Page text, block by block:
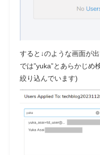
すると↓のような画面が
では”yuka”とあらかじめ
絞り込んでいます)